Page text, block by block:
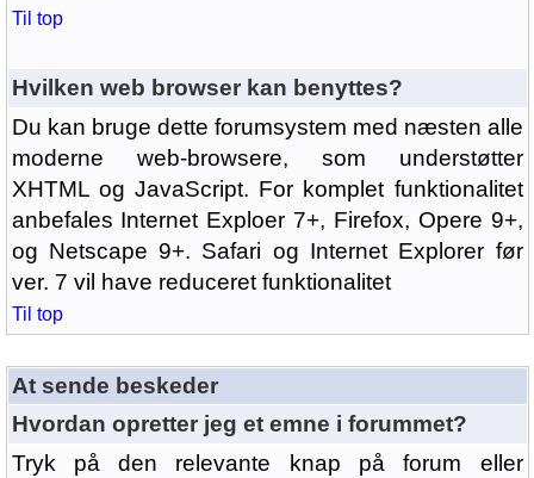
Til top
Hvilken web browser kan benyttes?
Du kan bruge dette forumsystem med næsten alle
moderne web-browsere, som understøtter
XHTML og JavaScript. For komplet funktionalitet
anbefales Internet Exploer 7+, Firefox, Opere 9+,
og Netscape 9+. Safari og Internet Explorer før
ver. 7 vil have reduceret funktionalitet
Til top
At sende beskeder
Hvordan opretter jeg et emne i forummet?
Tryk på den relevante knap på forum eller